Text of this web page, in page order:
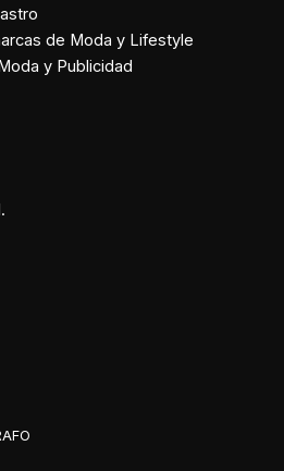
de Moda y Lifestyle
y Publicidad